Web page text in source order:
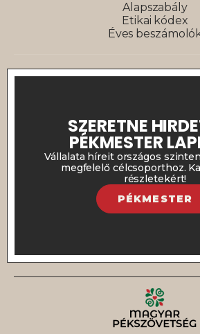
Alapszabály
Etikai kódex
Éves
SZERETNE
PÉKMESTER
Vállalata híreit országos
megfelelő célcsoporthoz.
részletekért!
PÉKMESTER